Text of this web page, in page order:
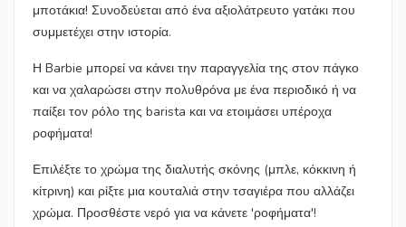
μποτάκια! Συνοδεύεται από ένα αξιολάτρευτο γατάκι που
συμμετέχει στην ιστορία.
​Η Barbie μπορεί να κάνει την παραγγελία της στον πάγκο
και να χαλαρώσει στην πολυθρόνα με ένα περιοδικό ή να
παίξει τον ρόλο της barista και να ετοιμάσει υπέροχα
ροφήματα!
Επιλέξτε το χρώμα της διαλυτής σκόνης (μπλε, κόκκινη ή
κίτρινη) και ρίξτε μια κουταλιά στην τσαγιέρα που αλλάζει
χρώμα. Προσθέστε νερό για να κάνετε 'ροφήματα'! ​